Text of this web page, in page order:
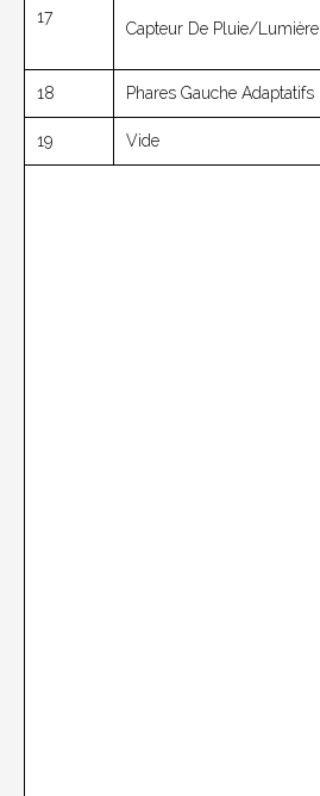
17
Capteur De Pluie/lumière.
18 Phares Gauche Adaptatifs
19 Vide